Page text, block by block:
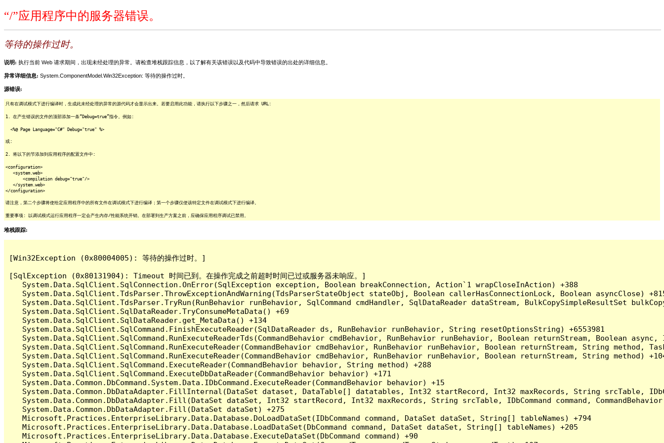
“/”应用程序中的服务器错误。
等待的操作过时。
说明: 执行当前 Web 请求期间，出现未经处理的异常。请检查堆栈跟踪信息，以了解有关该错误以及代码中导致错误的出处的详细信息。
异常详细信息: System.ComponentModel.Win32Exception: 等待的操作过时。
源错误:
只有在调试模式下进行编译时，生成此未经处理的异常的源代码才会显示出来。若要启用此功能，请执行以下步骤之一，然后请求 URL:
1. 在产生错误的文件的顶部添加一条“Debug=true”指令。例如:
<%@ Page Language="C#" Debug="true" %>
或:
2. 将以下的节添加到应用程序的配置文件中:
<configuration>
<system.web>
<compilation debug="true"/>
</system.web>
</configuration>
请注意，第二个步骤将使给定应用程序中的所有文件在调试模式下进行编译；第一个步骤仅使该特定文件在调试模式下进行编译。
重要事项: 以调试模式运行应用程序一定会产生内存/性能系统开销。在部署到生产方案之前，应确保应用程序调试已禁用。
堆栈跟踪:
[Win32Exception (0x80004005): 等待的操作过时。]
[SqlException (0x80131904): Timeout 时间已到。在操作完成之前超时时间已过或服务器未响应。]
   System.Data.SqlClient.SqlConnection.OnError(SqlException exception, Boolean breakConnection, Action`1 wrapCloseInAction) +388
System.Data.SqlClient.TdsParser.ThrowExceptionAndWarning(TdsParserStateObject stateObj, Boolean callerHasConnectionLock, Boolean asyncClose)
System.Data.SqlClient.TdsParser.TryRun(RunBehavior runBehavior, SqlCommand cmdHandler, SqlDataReader dataStream, BulkCopySimpleResultSet
   System.Data.SqlClient.SqlDataReader.TryConsumeMetaData() +69
   System.Data.SqlClient.SqlDataReader.get_MetaData() +134
   System.Data.SqlClient.SqlCommand.FinishExecuteReader(SqlDataReader ds, RunBehavior runBehavior, String resetOptionsString) +6553981
System.Data.SqlClient.SqlCommand.RunExecuteReaderTds(CommandBehavior cmdBehavior, RunBehavior runBehavior, Boolean returnStream, Boolean
System.Data.SqlClient.SqlCommand.RunExecuteReader(CommandBehavior cmdBehavior, RunBehavior runBehavior, Boolean returnStream, String method,
System.Data.SqlClient.SqlCommand.RunExecuteReader(CommandBehavior cmdBehavior, RunBehavior runBehavior, Boolean returnStream, String method)
   System.Data.SqlClient.SqlCommand.ExecuteReader(CommandBehavior behavior, String method) +288
   System.Data.SqlClient.SqlCommand.ExecuteDbDataReader(CommandBehavior behavior) +171
   System.Data.Common.DbCommand.System.Data.IDbCommand.ExecuteReader(CommandBehavior behavior) +15
System.Data.Common.DbDataAdapter.FillInternal(DataSet dataset, DataTable[] datatables, Int32 startRecord, Int32 maxRecords, String srcTable,
System.Data.Common.DbDataAdapter.Fill(DataSet dataSet, Int32 startRecord, Int32 maxRecords, String srcTable, IDbCommand command,
   System.Data.Common.DbDataAdapter.Fill(DataSet dataSet) +275
   Microsoft.Practices.EnterpriseLibrary.Data.Database.DoLoadDataSet(IDbCommand command, DataSet dataSet, String[] tableNames) +794
   Microsoft.Practices.EnterpriseLibrary.Data.Database.LoadDataSet(DbCommand command, DataSet dataSet, String[] tableNames) +205
   Microsoft.Practices.EnterpriseLibrary.Data.Database.ExecuteDataSet(DbCommand command) +90